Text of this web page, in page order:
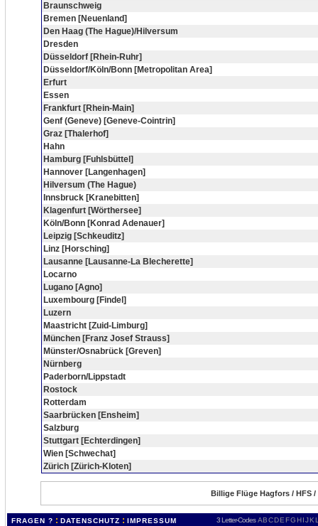
Braunschweig
Bremen [Neuenland]
Den Haag (The Hague)/Hilversum
Dresden
Düsseldorf [Rhein-Ruhr]
Düsseldorf/Köln/Bonn [Metropolitan Area]
Erfurt
Essen
Frankfurt [Rhein-Main]
Genf (Geneve) [Geneve-Cointrin]
Graz [Thalerhof]
Hahn
Hamburg [Fuhlsbüttel]
Hannover [Langenhagen]
Hilversum (The Hague)
Innsbruck [Kranebitten]
Klagenfurt [Wörthersee]
Köln/Bonn [Konrad Adenauer]
Leipzig [Schkeuditz]
Linz [Horsching]
Lausanne [Lausanne-La Blecherette]
Locarno
Lugano [Agno]
Luxembourg [Findel]
Luzern
Maastricht [Zuid-Limburg]
München [Franz Josef Strauss]
Münster/Osnabrück [Greven]
Nürnberg
Paderborn/Lippstadt
Rostock
Rotterdam
Saarbrücken [Ensheim]
Salzburg
Stuttgart [Echterdingen]
Wien [Schwechat]
Zürich [Zürich-Kloten]
Billige Flüge Hagfors / HFS
FRAGEN ? : DATENSCHUTZ : IMPRESSUM 3 Letter-Codes ABCDEFGH IJKL